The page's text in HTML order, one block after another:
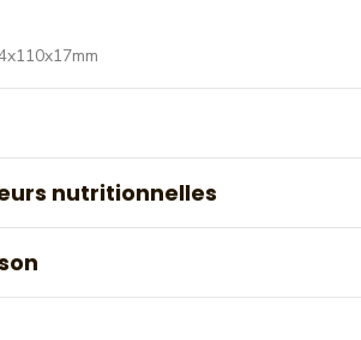
nutritionnelles